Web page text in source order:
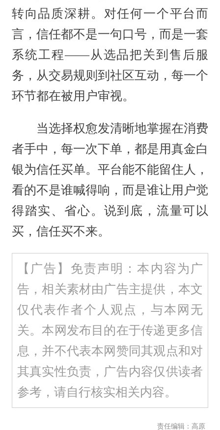
转向品质深耕。对任何一个平台而
言，信任都不是一句口号，而是一套
系统工程——从选品把关到售后服
务，从交易规则到社区互动，每一个
环节都在被用户审视。
当选择权愈发清晰地掌握在消费
者手中，每一次下单，都是用真金白
银为信任买单。平台能不能留住人，
看的不是谁喊得响，而是谁让用户觉
得踏实、省心。说到底，流量可以
买，信任买不来。
【广告】免责声明：本内容为广
告，相关素材由广告主提供，本文
仅代表作者个人观点，与本网无
关。本网发布目的在于传递更多信
息，并不代表本网赞同其观点和对
其真实性负责，广告内容仅供读者
参考，请自行核实相关内容。
责任编辑：高原